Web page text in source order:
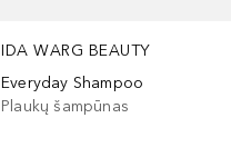
IDA WARG BEAUTY
Everyday Shampoo
Plaukų šampūnas